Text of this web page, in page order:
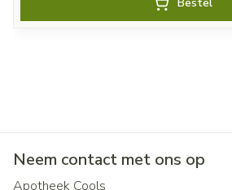
Neem contact met ons op
Apotheek Cools